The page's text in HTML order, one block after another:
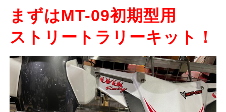
まずはMT-09初期型用
ストリートラリーキット！